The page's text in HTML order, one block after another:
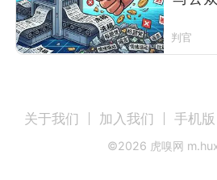
判官
关于我们 加入我们 手机版
©2026 虎嗅网